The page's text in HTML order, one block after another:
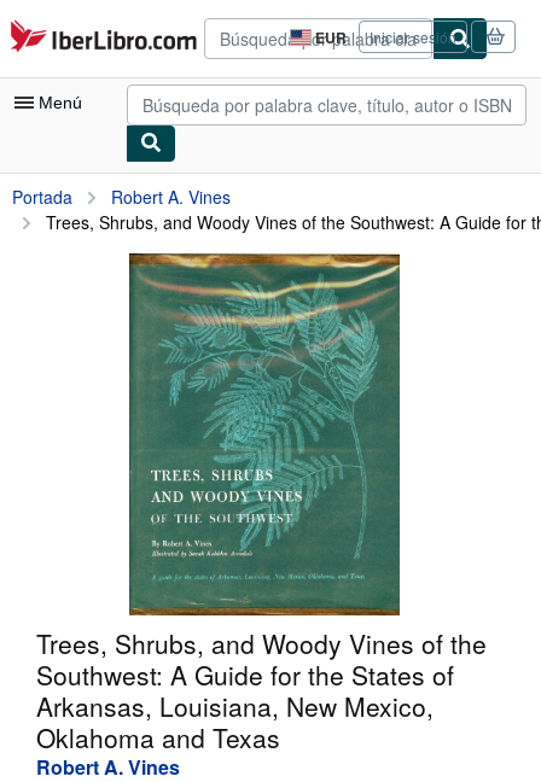
Pasar al contenido principal
IberLibro.com EUR
Preferencias
de
compra
del
Iniciar sesión
Menú
Mi cuenta
Consultar mis pedidos
Búsqueda avanzada
Arte y coleccionismo
Comenzar a vender
CERRAR
Portada
Robert A. Vines
Trees, Shrubs, and Woody Vines of the Southwest: A Guide for
Trees, Shrubs, and Woody Vines of the
Southwest: A Guide for the States of
Arkansas, Louisiana, New Mexico,
Oklahoma and Texas
Robert A. Vines